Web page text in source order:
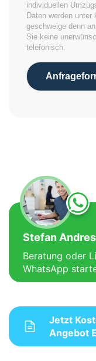
individuellen
Daten werden
geschweige denn
Sie keine
telefonisch.
Stefan Andres
Beratung oder
WhatsApp
Jetzt
Angebot